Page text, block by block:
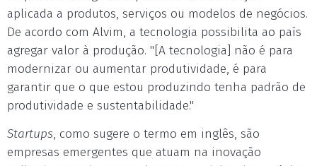
aplicada a produtos, serviços ou modelos de negócios.
De acordo com Alvim, a tecnologia possibilita ao país
agregar valor à produção. "[A tecnologia] não é para
modernizar ou aumentar produtividade, é para
garantir que o que estou produzindo tenha padrão de
produtividade e sustentabilidade."
Startups, como sugere o termo em inglês, são
empresas emergentes que atuam na inovação